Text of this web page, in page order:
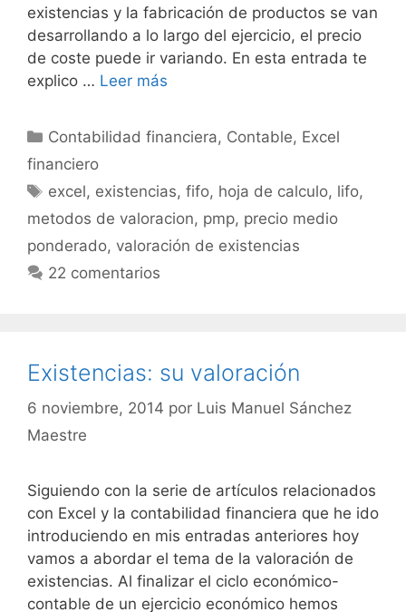
existencias y la fabricación de productos se van
desarrollando a lo largo del ejercicio, el precio
de coste puede ir variando. En esta entrada te
explico … Leer más
Categorías
Contabilidad financiera, Contable, Excel
financiero
Etiquetas
excel, existencias,fifo, hoja de calculo, lifo,
metodos de valoracion, pmp, precio medio
ponderado, valoración de existencias
22 comentarios
Existencias: su valoración
6 noviembre, 2014 por Luis Manuel Sánchez
Maestre
Siguiendo con la serie de artículos relacionados
con Excel y la contabilidad financiera que he ido
introduciendo en mis entradas anteriores hoy
vamos a abordar el tema de la valoración de
existencias. Al finalizar el ciclo económico-
contable de un ejercicio económico hemos